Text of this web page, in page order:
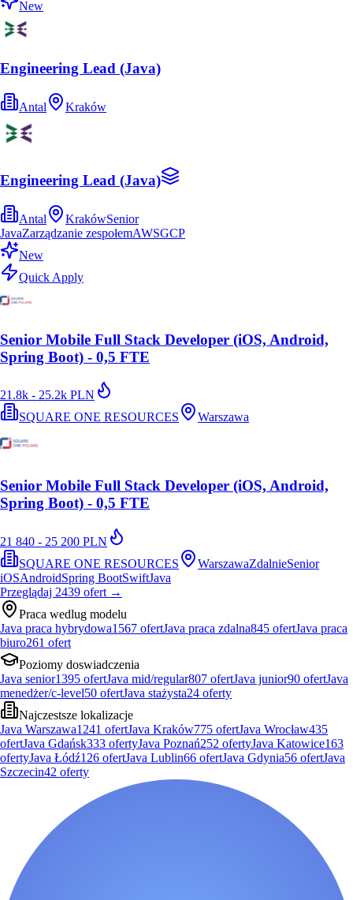
New
Engineering Lead (Java)
Antal Kraków
Engineering Lead (Java)
Antal KrakówSenior
JavaZarządzanie zespołemAWSGCP
New
Quick Apply
Senior Mobile Full Stack Developer (iOS, Android,
Spring Boot) - 0,5 FTE
21.8k - 25.2k PLN
SQUARE ONE RESOURCES
Warszawa
Senior Mobile Full Stack Developer (iOS, Android,
Spring Boot) - 0,5 FTE
21 840 - 25 200 PLN
SQUARE ONE RESOURCES
WarszawaZdalnieSenior
iOSAndroidSpring BootSwiftJava
Przeglądaj 2439 ofert →
Praca wedlug modelu
Java praca hybrydowa1567 ofertJava praca zdalna845 ofertJava praca
biuro261 ofert
Poziomy doswiadczenia
Java senior1395 ofertJava mid/regular807 ofertJava junior90 ofertJava
menedżer/c-level50 ofertJava stażysta24 oferty
Najczestsze lokalizacje
Java Warszawa1241 ofertJava Kraków775 ofertJava Wrocław435
ofertJava Gdańsk333 ofertyJava Poznań252 ofertyJava Katowice163
ofertyJava Łódź126 ofertJava Lublin66 ofertJava Gdynia56 ofertJava
Szczecin42 oferty